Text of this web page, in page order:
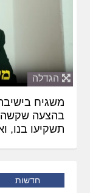
הגדלה
משגיח
בהצעה שקשה
תשקיעו בנו,
חדשות